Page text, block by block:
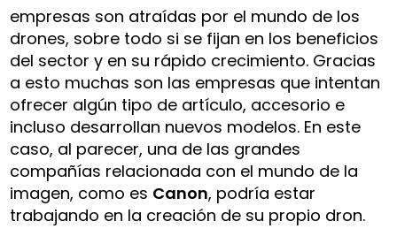
empresas son atraídas por el mundo de los
drones, sobre todo si se fijan en los beneficios
del sector y en su rápido crecimiento. Gracias
a esto muchas son las empresas que intentan
ofrecer algún tipo de artículo, accesorio e
incluso desarrollan nuevos modelos. En este
caso, al parecer, una de las grandes
compañías relacionada con el mundo de la
imagen, como es Canon, podría estar
trabajando en la creación de su propio dron.